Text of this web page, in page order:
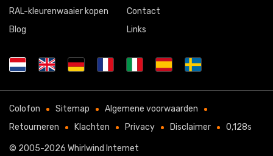
RAL-kleurenwaaier kopen
Blog
Contact
Links
Colofon Sitemap
Algemene voorwaarden
Retourneren
Klachten Privacy Disclaimer 0,128s
© 2005-2026 Whirlwind Internet